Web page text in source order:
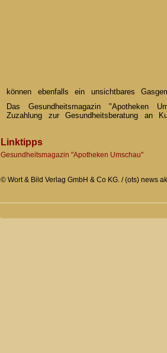
können ebenfalls ein unsichtbares
Das Gesundheitsmagazin
Zuzahlung zur Gesundheitsberatung an
Linktipps
Gesundheitsmagazin "Apotheken Umschau"
© Wort & Bild Verlag GmbH & Co KG. / (ots) news